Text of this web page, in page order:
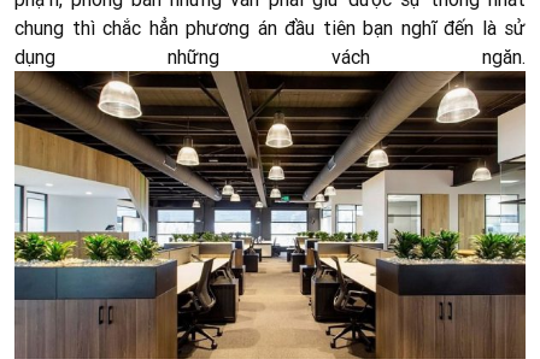
chung thì chắc hẳn phương án đầu tiên bạn nghĩ đến là sử
dụng những vách ngăn.